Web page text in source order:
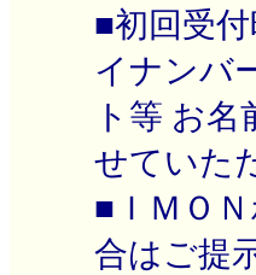
■初回受
イナンバ
ト等 お
せていた
■ＩＭＯ
合はご提